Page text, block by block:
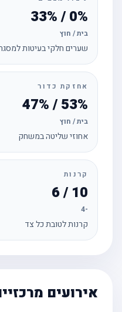
0% / 33%
בית / חוץ
שערים חלקי בעיטות למסגרת
אחזקת כדור
53% / 47%
בית / חוץ
אחוזי שליטה במשחק
קרנות
10 / 6
קרנות לטובת כל צד
אירועים מרכזיים